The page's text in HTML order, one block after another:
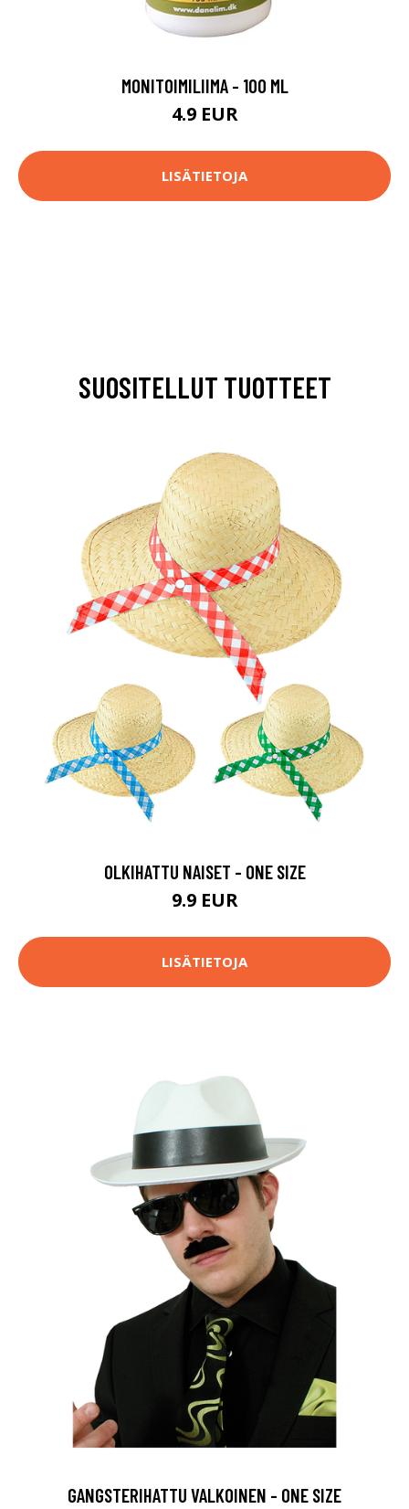
MONITOIMILIIMA - 100 ML
4.9 EUR
LISÄTIETOJA
SUOSITELLUT TUOTTEET
OLKIHATTU NAISET - ONE SIZE
9.9 EUR
LISÄTIETOJA
GANGSTERIHATTU VALKOINEN - ONE SIZE